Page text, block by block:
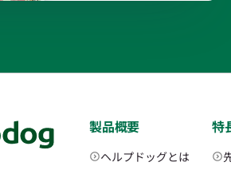
製品概要
ヘルプドッグとは
特